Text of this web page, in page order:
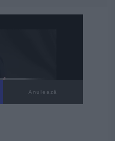
Anulează